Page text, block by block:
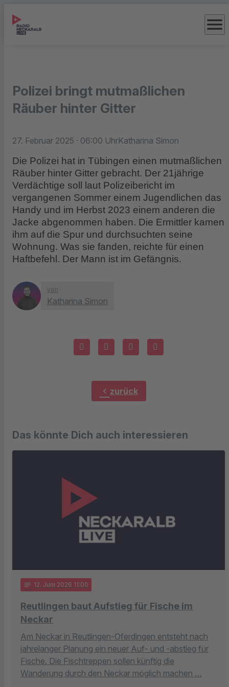
menu
Polizei bringt mutmaßlichen
Räuber hinter Gitter
27. Februar 2025 · 06:00 UhrKatharina Simon
Die Polizei hat in Tübingen einen mutmaßlichen
Räuber hinter Gitter gebracht. Der 21jährige
Verdächtige soll laut Polizeibericht im
vergangenen Sommer einem Jugendlichen das
Handy und im Herbst 2023 einem anderen die
Jacke abgenommen haben. Die Ermittler kamen
ihm auf die Spur und durchsuchten seine
Wohnung. Was sie fanden, reichte für einen
Haftbefehl. Der Mann ist im Gefängnis.
von
Katharina Simon
chevron_left zurück
Das könnte Dich auch interessieren
notes 12. Juni 2026 11:00
Reutlingen baut Aufstieg für Fische im
Neckar
Am Neckar in Reutlingen-Oferdingen entsteht nach
jahrelanger Planung ein neuer Auf- und -abstieg für
Fische. Die Fischtreppen sollen künftig die
Wanderung durch den Neckar möglich machen …